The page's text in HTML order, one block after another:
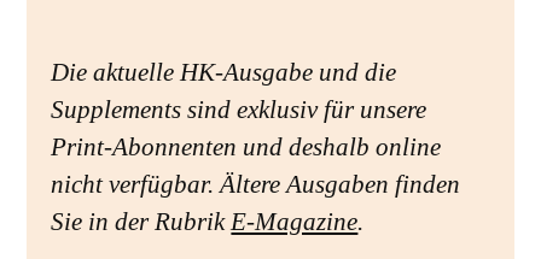
Die aktuelle HK-Ausgabe und die
Supplements sind exklusiv für unsere
Print-Abonnenten und deshalb online
nicht verfügbar. Ältere Ausgaben finden
Sie in der Rubrik E-Magazine.